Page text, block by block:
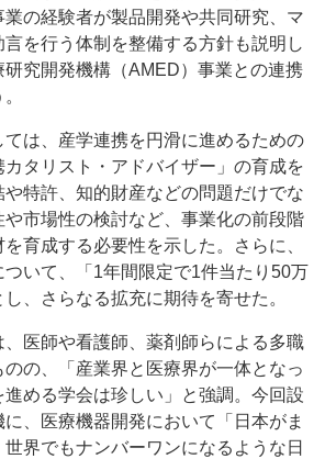
の経験者が製品開発や共同研究、マ
を行う体制を整備する方針も説明し
究開発機構（AMED）事業との連携
は、産学連携を円滑に進めるための
タリスト・アドバイザー」の育成を
特許、知的財産などの問題だけでな
や市場性の検討など、事業化の前段階
育成する必要性を示した。さらに、
いて、「1年間限定で1件当たり50万
、さらなる拡充に期待を寄せた。
医師や看護師、薬剤師らによる多職
の、「産業界と医療界が一体となっ
める学会は珍しい」と強調。今回設
、医療機器開発において「日本がま
界でもナンバーワンになるような日